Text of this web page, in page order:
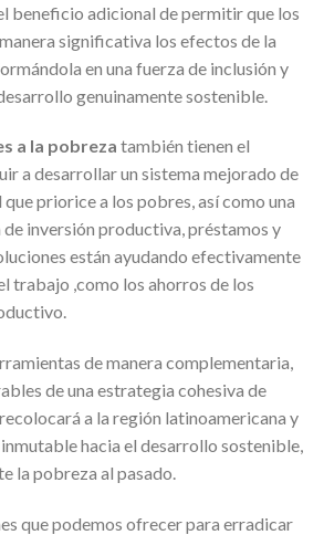
beneficio adicional de permitir que los
significativa los efectos de la
en una fuerza de inclusión y
genuinamente sostenible.
a la pobreza también tienen el
a desarrollar un sistema mejorado de
priorice a los pobres, así como una
inversión productiva, préstamos y
están ayudando efectivamente
trabajo ,como los ahorros de los
de manera complementaria,
de una estrategia cohesiva de
a la región latinoamericana y
hacia el desarrollo sostenible,
la pobreza al pasado.
que podemos ofrecer para erradicar